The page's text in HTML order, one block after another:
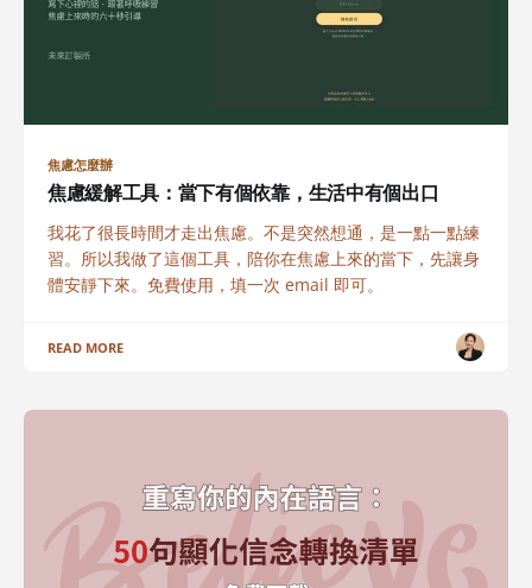
焦慮怎麼辦
焦慮緩解工具：當下有個依靠，生活中有個出口
我花了很長時間才走出焦慮。不是突然想通，是一點一點練
習。所以我做了這個工具，陪你在焦慮上來的當下，先讓身
體安靜下來。免費使用，填一次 email 即可。
READ MORE